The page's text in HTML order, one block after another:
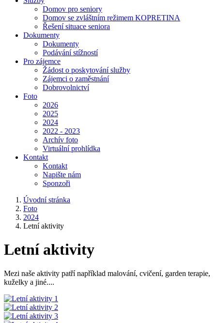
Domov pro seniory
Domov se zvláštním režimem KOPRETINA
Řešení situace seniora
Dokumenty
Dokumenty
Podávání stížností
Pro zájemce
Žádost o poskytování služby
Zájemci o zaměstnání
Dobrovolnictví
Foto
2026
2025
2024
2022 - 2023
Archív foto
Virtuální prohlídka
Kontakt
Kontakt
Napište nám
Sponzoři
Úvodní stránka
Foto
2024
Letní aktivity
Letní aktivity
Mezi naše aktivity patří například malování, cvičení, garden terapie,
kuželky a jiné....